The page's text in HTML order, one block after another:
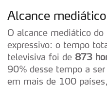
Alcance
O alcance mediático
expressivo: o tempo
televisiva foi de 873
90% desse tempo a
em mais de 100